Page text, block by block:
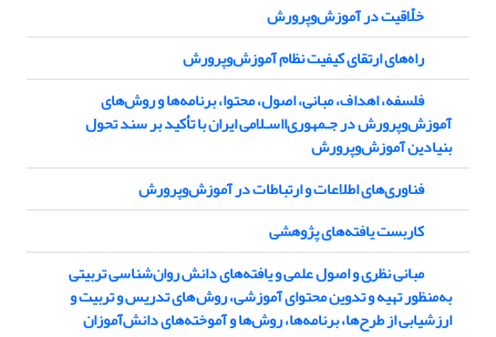
خلّاقیت در آموزش‌وپرورش
راه‌های ارتقای کیفیت نظام آموزش‌وپرورش
فلسفه، اهداف، مبانی، اصول، محتوا، برنامه‌ها و روش‌های
آموزش‌وپرورش در جـمهوری‌ااسـلامی ایران با تأکید بر سند تحول
بنیادین آموزش‌وپرورش
فناوری‌های اطلاعات و ارتباطات در آموزش‌وپرورش
کاربست یافته‌های پژوهشی
مبانی نظری و اصول علمی و یافته‌های دانش روان‌شناسی تربیتی
به‌منظور تهیه و تدوین محتوای آموزشی، روش های تدریس و تربیت و
ارزشیابی از طرح‌ها، برنامه‌ها، روش‌ها و آموخته‌های دانش‌آموزان